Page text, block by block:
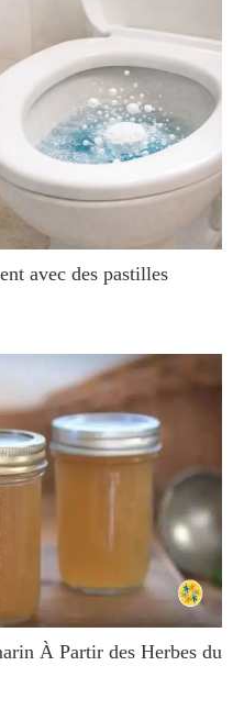
avec des pastilles
À Partir des Herbes du